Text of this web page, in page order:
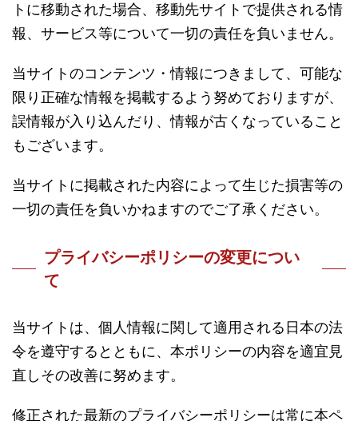
トに移動された場合、移動先サイトで提供される情
報、サービス等について一切の責任を負いません。
当サイトのコンテンツ・情報につきまして、可能な
限り正確な情報を掲載するよう努めておりますが、
誤情報が入り込んだり、情報が古くなっていること
もございます。
当サイトに掲載された内容によって生じた損害等の
一切の責任を負いかねますのでご了承ください。
プライバシーポリシーの変更につい
て
当サイトは、個人情報に関して適用される日本の法
令を遵守するとともに、本ポリシーの内容を適宜見
直しその改善に努めます。
修正された最新のプライバシーポリシーは常に本ペ